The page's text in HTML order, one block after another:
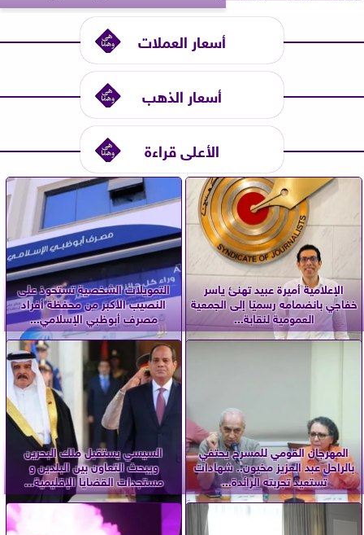
أسعار العملات
أسعار الذهب
الأعلى قراءة
الإعلامية أميرة عبيد تهنئ ياسر
خفاجي بانضمامه رسميًا إلى الجمعية
العمومية لنقابة...
التمويلات الشخصية تستحوذ على
النصيب الأكبر من محفظة أفراد
مصرف أبوظبي الإسلامي...
المهرجان القومي للمسرح يحتفي
بالراحل عبد العزيز مخيون.. شهادات
تستعيد تجربته الرائدة...
السيسي يستقبل ملك البحرين
ويبحث التعاون بين البلدين و
مستجدات القضايا الإقليمية...